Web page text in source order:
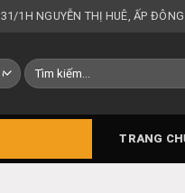
31/1H NGUYỄN THỊ HUÊ, ẤP
Tìm
kiếm:
TRANG